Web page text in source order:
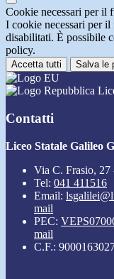
Cookie necessari per il
I cookie necessari per il
disabilitati. È possibile
policy.
Accetta tutti Salva le
Contatti
Liceo Statale Galileo
Via C. Frasio,
Tel: 041 411516
Email:
mail
PEC:
mail
C.F.: